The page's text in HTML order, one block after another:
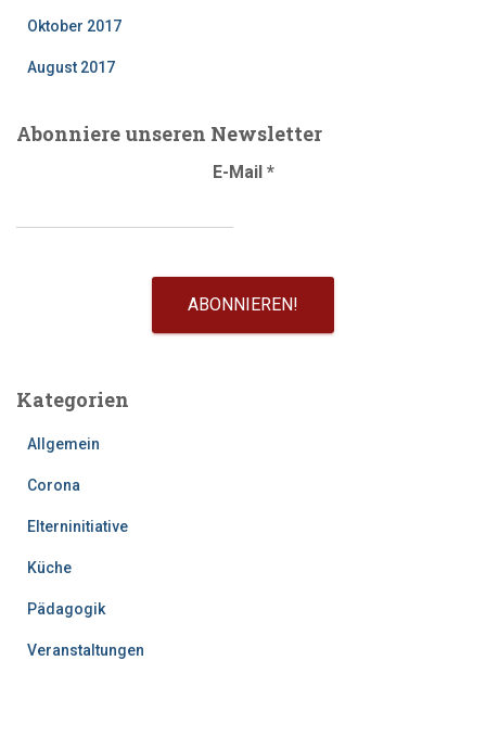
Oktober 2017
August 2017
Abonniere unseren Newsletter
E-Mail *
Kategorien
Allgemein
Corona
Elterninitiative
Küche
Pädagogik
Veranstaltungen